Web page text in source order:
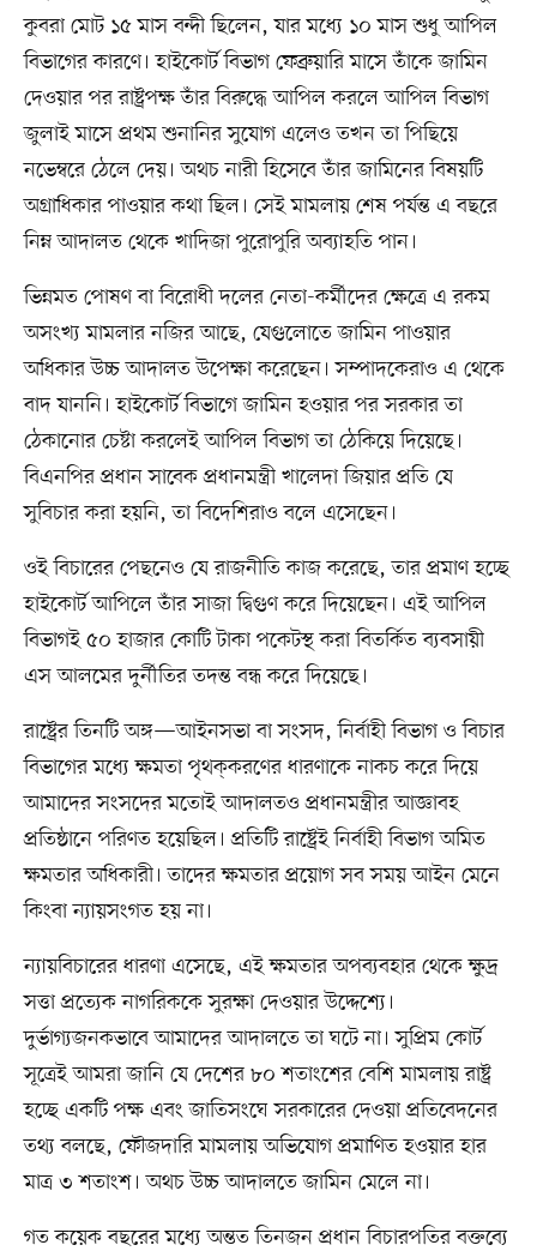
কুবরা মোট ১৫ মাস বন্দী ছিলেন, যার মধ্যে ১০ মাস শুধু আপিল
বিভাগের কারণে। হাইকোর্ট বিভাগ ফেব্রুয়ারি মাসে তাঁকে জামিন
দেওয়ার পর রাষ্ট্রপক্ষ তাঁর বিরুদ্ধে আপিল করলে আপিল বিভাগ
জুলাই মাসে প্রথম শুনানির সুযোগ এলেও তখন তা পিছিয়ে
নভেম্বরে ঠেলে দেয়। অথচ নারী হিসেবে তাঁর জামিনের বিষয়টি
অগ্রাধিকার পাওয়ার কথা ছিল। সেই মামলায় শেষ পর্যন্ত এ বছরে
নিম্ন আদালত থেকে খাদিজা পুরোপুরি অব্যাহতি পান।
ভিন্নমত পোষণ বা বিরোধী দলের নেতা-কর্মীদের ক্ষেত্রে এ রকম
অসংখ্য মামলার নজির আছে, যেগুলোতে জামিন পাওয়ার
অধিকার উচ্চ আদালত উপেক্ষা করেছেন। সম্পাদকেরাও এ থেকে
বাদ যাননি। হাইকোর্ট বিভাগে জামিন হওয়ার পর সরকার তা
ঠেকানোর চেষ্টা করলেই আপিল বিভাগ তা ঠেকিয়ে দিয়েছে।
বিএনপির প্রধান সাবেক প্রধানমন্ত্রী খালেদা জিয়ার প্রতি যে
সুবিচার করা হয়নি, তা বিদেশিরাও বলে এসেছেন।
ওই বিচারের পেছনেও যে রাজনীতি কাজ করেছে, তার প্রমাণ হচ্ছে
হাইকোর্ট আপিলে তাঁর সাজা দ্বিগুণ করে দিয়েছেন। এই আপিল
বিভাগই ৫০ হাজার কোটি টাকা পকেটস্থ করা বিতর্কিত ব্যবসায়ী
এস আলমের দুর্নীতির তদন্ত বন্ধ করে দিয়েছে।
রাষ্ট্রের তিনটি অঙ্গ—আইনসভা বা সংসদ, নির্বাহী বিভাগ ও বিচার
বিভাগের মধ্যে ক্ষমতা পৃথক্‌করণের ধারণাকে নাকচ করে দিয়ে
আমাদের সংসদের মতোই আদালতও প্রধানমন্ত্রীর আজ্ঞাবহ
প্রতিষ্ঠানে পরিণত হয়েছিল। প্রতিটি রাষ্ট্রেই নির্বাহী বিভাগ অমিত
ক্ষমতার অধিকারী। তাদের ক্ষমতার প্রয়োগ সব সময় আইন মেনে
কিংবা ন্যায়সংগত হয় না।
ন্যায়বিচারের ধারণা এসেছে, এই ক্ষমতার অপব্যবহার থেকে ক্ষুদ্র
সত্তা প্রত্যেক নাগরিককে সুরক্ষা দেওয়ার উদ্দেশ্যে।
দুর্ভাগ্যজনকভাবে আমাদের আদালতে তা ঘটে না। সুপ্রিম কোর্ট
সূত্রেই আমরা জানি যে দেশের ৮০ শতাংশের বেশি মামলায় রাষ্ট্র
হচ্ছে একটি পক্ষ এবং জাতিসংঘে সরকারের দেওয়া প্রতিবেদনের
তথ্য বলছে, ফৌজদারি মামলায় অভিযোগ প্রমাণিত হওয়ার হার
মাত্র ৩ শতাংশ। অথচ উচ্চ আদালতে জামিন মেলে না।
গত কয়েক বছরের মধ্যে অন্তত তিনজন প্রধান বিচারপতির বক্তব্যে